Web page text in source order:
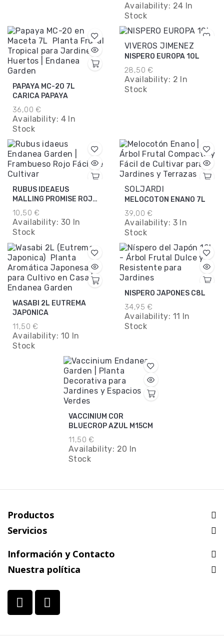
Availability: 24 In
Stock
PAPAYA MC-20 7L
CARICA PAPAYA
36,00 €
Availability: 4 In
Stock
VIVEROS JIMENEZ
NISPERO EUROPA 10L
28,50 €
Availability: 2 In
Stock
RUBUS IDEAEUS
MALLING PROMISE ROJO
M15
10,50 €
Availability: 30 In
Stock
SOLJARDI
MELOCOTON ENANO 7L
39,00 €
Availability: 3 In
Stock
WASABI 2L EUTREMA
JAPONICA
11,50 €
Availability: 10 In
Stock
NISPERO JAPONES C8L
34,95 €
Availability: 11 In
Stock
VACCINIUM COR
BLUECROP AZUL M15CM
11,50 €
Availability: 20 In
Stock
Productos
Servicios
Información y Contacto
Nuestra política